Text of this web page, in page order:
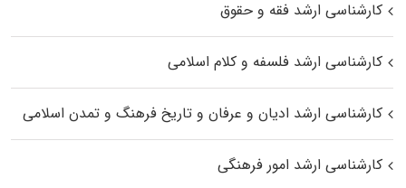
کارشناسی ارشد فقه و حقوق
کارشناسی ارشد فلسفه و کلام اسلامی
کارشناسی ارشد ادیان و عرفان و تاریخ فرهنگ و تمدن اسلامی
کارشناسی ارشد امور فرهنگی